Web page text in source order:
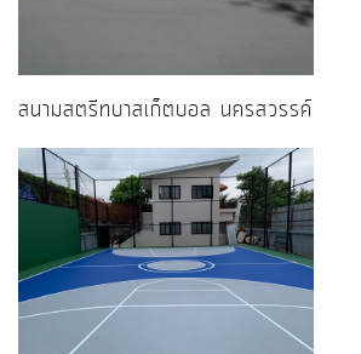
สนามสตรีทบาสเก็ตบอล นครสวรรค์